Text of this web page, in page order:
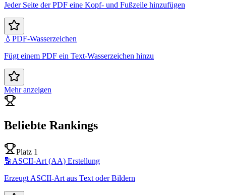
Jeder Seite der PDF eine Kopf- und Fußzeile hinzufügen
💧 PDF-Wasserzeichen
Fügt einem PDF ein Text-Wasserzeichen hinzu
Mehr anzeigen
Beliebte Rankings
Platz 1
🔡ASCII-Art (AA) Erstellung
Erzeugt ASCII-Art aus Text oder Bildern